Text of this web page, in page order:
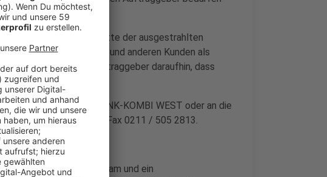
des Senders.
können Mitschnitte der ausgestrahlten
dem Auftraggeber und anderen Kunden als
Kunden bzw. den Auftraggeber daraufhin, dass
ist.
Sender der FUNK-KOMBI WEST oder an die
Tel. 0211 / 505 2811, Fax 0211 / 505 2813.
ein professionelles Team und ein